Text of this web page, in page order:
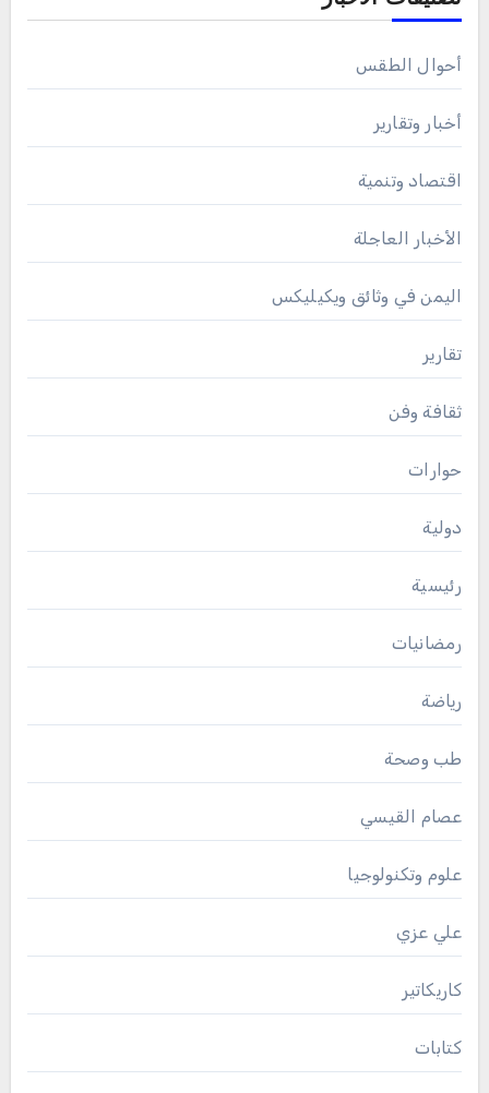
أحوال الطقس
أخبار وتقارير
اقتصاد وتنمية
الأخبار العاجلة
اليمن في وثائق ويكيليكس
تقارير
ثقافة وفن
حوارات
دولية
رئيسية
رمضانيات
رياضة
طب وصحة
عصام القيسي
علوم وتكنولوجيا
علي عزي
كاريكاتير
كتابات